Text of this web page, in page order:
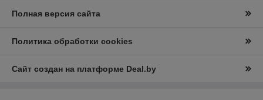
Полная версия сайта
Политика обработки cookies
Сайт создан на платформе Deal.by